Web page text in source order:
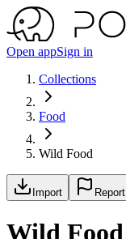
Open appSign in
Collections
Food
Wild Food
Import Report
Wild Food